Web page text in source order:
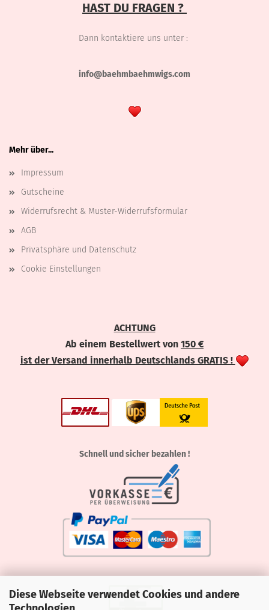
Diese Webseite verwendet Cookies und andere
HAST DU FRAGEN ?
Dann kontaktiere uns unter :
info@baehmbaehmwigs.com
Mehr über...
Impressum
Gutscheine
Widerrufsrecht & Muster-Widerrufsformular
AGB
Privatsphäre und Datenschutz
Cookie Einstellungen
ACHTUNG
Ab einem Bestellwert von 150 €
ist der Versand innerhalb Deutschlands GRATIS !
Schnell und sicher bezahlen !